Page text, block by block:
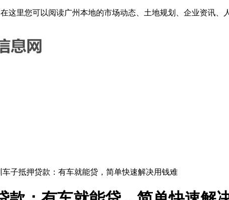
这里您可以阅读广州本地的市场动态、土地规划、企业资讯
车子抵押贷款：有车就能贷，简单快速解决用钱难